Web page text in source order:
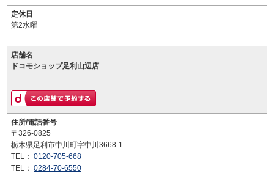
定休日
第2水曜
店舗名
ドコモショップ足利山辺店
住所/電話番号
〒326-0825
栃木県足利市中川町字中川3668-1
TEL： 0120-705-668
TEL： 0284-70-6550